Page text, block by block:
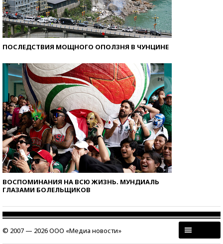
ПОСЛЕДСТВИЯ МОЩНОГО ОПОЛЗНЯ В ЧУНЦИНЕ
ВОСПОМИНАНИЯ НА ВСЮ ЖИЗНЬ. МУНДИАЛЬ
ГЛАЗАМИ БОЛЕЛЬЩИКОВ
© 2007 — 2026 ООО «Медиа новости»